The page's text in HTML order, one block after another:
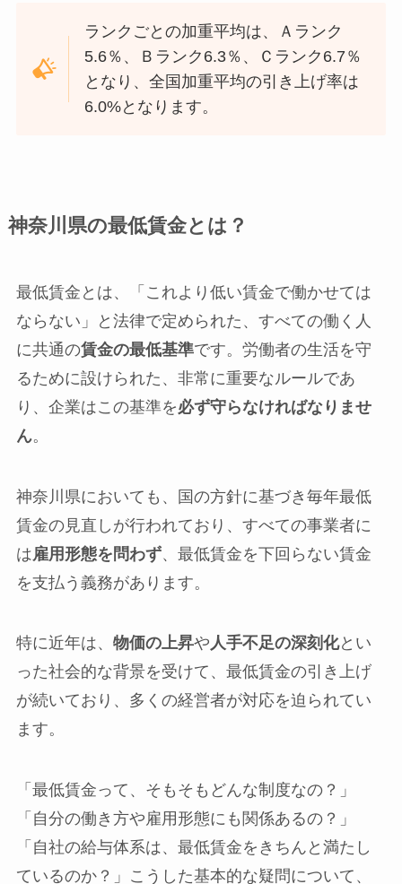
ランクごとの加重平均は、Ａランク
5.6％、Ｂランク6.3％、Ｃランク6.7％
となり、全国加重平均の引き上げ率は
6.0%となります。
神奈川県の最低賃金とは？
最低賃金とは、「これより低い賃金で働かせては
ならない」と法律で定められた、すべての働く人
に共通の賃金の最低基準です。労働者の生活を守
るために設けられた、非常に重要なルールであ
り、企業はこの基準を必ず守らなければなりませ
ん。
神奈川県においても、国の方針に基づき毎年最低
賃金の見直しが行われており、すべての事業者に
は雇用形態を問わず、最低賃金を下回らない賃金
を支払う義務があります。
特に近年は、 物価の上昇や人手不足の深刻化とい
った社会的な背景を受けて、最低賃金の引き上げ
が続いており、多くの経営者が対応を迫られてい
ます。
「最低賃金って、そもそもどんな制度なの？」
「自分の働き方や雇用形態にも関係あるの？」
「自社の給与体系は、最低賃金をきちんと満たし
ているのか？」こうした基本的な疑問について、